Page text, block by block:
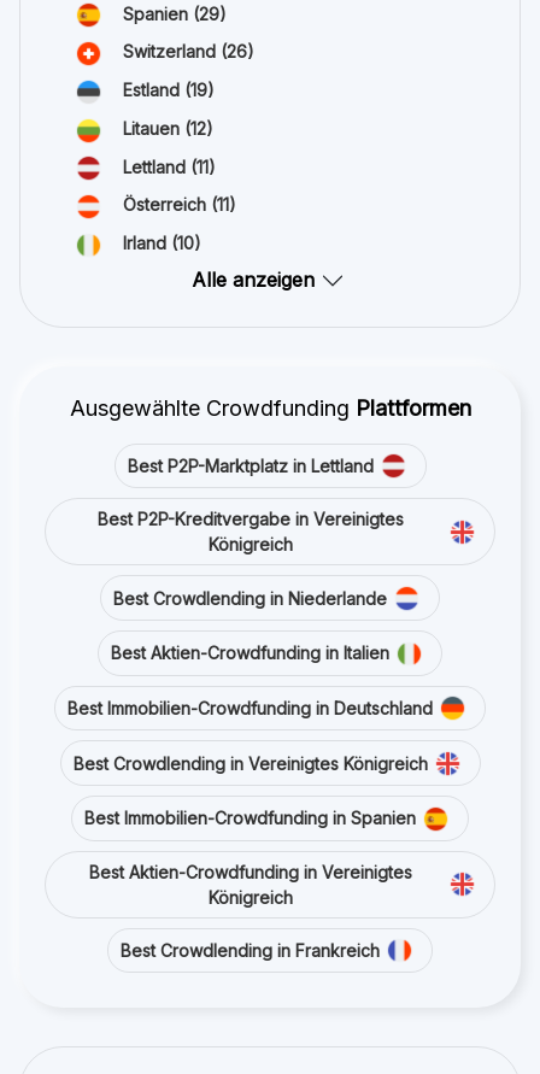
Spanien (29)
Switzerland (26)
Estland (19)
Litauen (12)
Lettland (11)
Österreich (11)
Irland (10)
Alle anzeigen
Ausgewählte Crowdfunding Plattformen
Best P2P-Marktplatz in Lettland
Best P2P-Kreditvergabe in Vereinigtes
Königreich
Best Crowdlending in Niederlande
Best Aktien-Crowdfunding in Italien
Best Immobilien-Crowdfunding in Deutschland
Best Crowdlending in Vereinigtes Königreich
Best Immobilien-Crowdfunding in Spanien
Best Aktien-Crowdfunding in Vereinigtes
Königreich
Best Crowdlending in Frankreich